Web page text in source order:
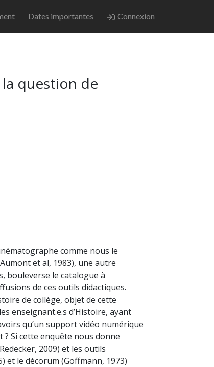
Dates importantes Connexion
question de
comme nous le
et al, 1983), une autre
bouleverse le catalogue à
de ces outils didactiques.
de collège, objet de cette
enseignant.e.s d’Histoire, ayant
qu’un support vidéo numérique
Si cette enquête nous donne
2009) et les outils
et le décorum (Goffmann, 1973)